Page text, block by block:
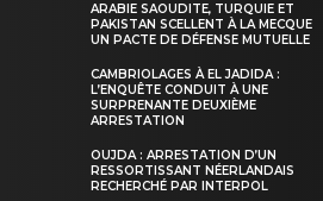
ARABIE SAOUDITE, TURQUIE ET
PAKISTAN SCELLENT À LA MECQUE
UN PACTE DE DÉFENSE MUTUELLE
CAMBRIOLAGES À EL JADIDA :
L’ENQUÊTE CONDUIT À UNE
SURPRENANTE DEUXIÈME
ARRESTATION
OUJDA : ARRESTATION D’UN
RESSORTISSANT NÉERLANDAIS
RECHERCHÉ PAR INTERPOL